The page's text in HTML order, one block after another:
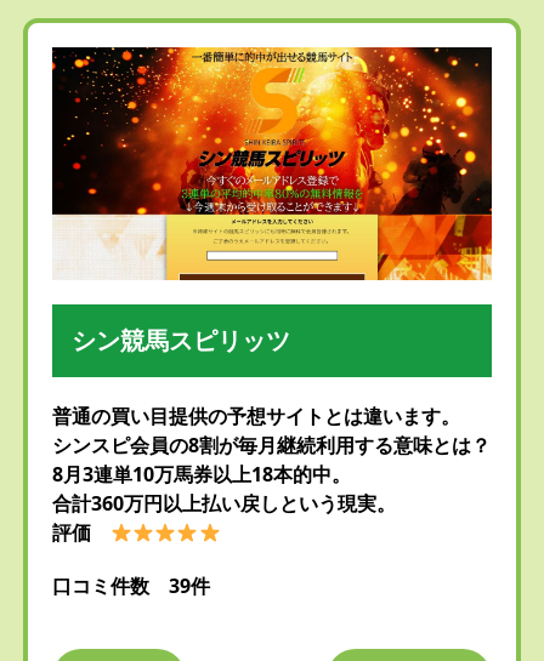
シン競馬スピリッツ
普通の買い目提供の予想サイトとは違います。
シンスピ会員の8割が毎月継続利用する意味とは？
8月3連単10万馬券以上18本的中。
合計360万円以上払い戻しという現実。
評価
口コミ件数 39件